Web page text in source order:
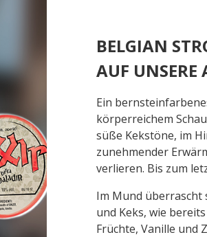
BELGIAN
AUF UNSERE
Ein
körperreichem
süße Kekstöne, im
zunehmender
verlieren. Bis zum
Im Mund überrascht
und Keks, wie
Früchte, Vanille und